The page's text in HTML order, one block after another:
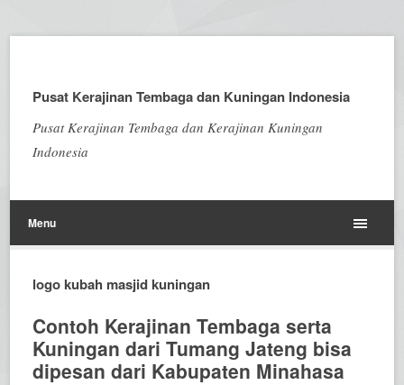
Pusat Kerajinan Tembaga dan Kuningan Indonesia
Pusat Kerajinan Tembaga dan Kerajinan Kuningan
Indonesia
Menu
logo kubah masjid kuningan
Contoh Kerajinan Tembaga serta
Kuningan dari Tumang Jateng bisa
dipesan dari Kabupaten Minahasa